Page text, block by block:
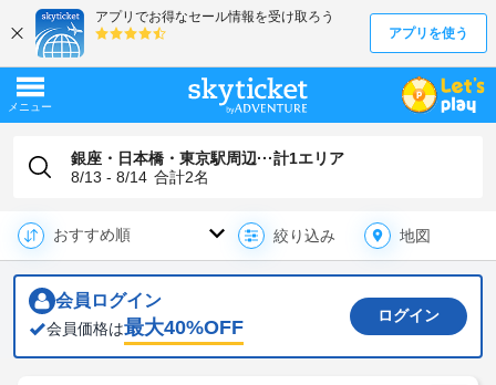
銀座・日本橋・東京駅周辺···計1エリア
8/13 - 8/14 合計2名
絞り込み 地図
会員ログイン
会員価格は最大40%OFF
ログイン